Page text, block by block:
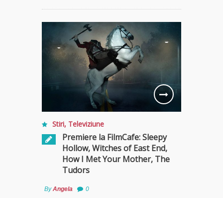
Stiri, Televiziune
Premiere la FilmCafe: Sleepy
Hollow, Witches of East End,
How I Met Your Mother, The
Tudors
ByAngela 0